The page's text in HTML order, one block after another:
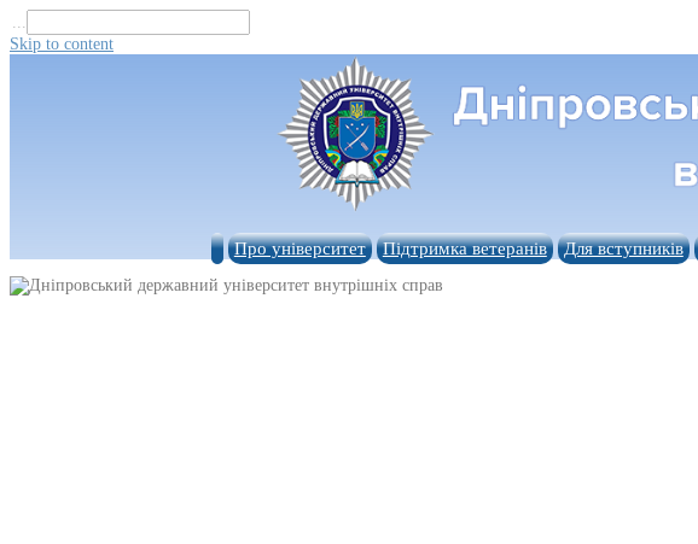
...
Skip to content
Про університет Підтримка ветеранів Для вступників